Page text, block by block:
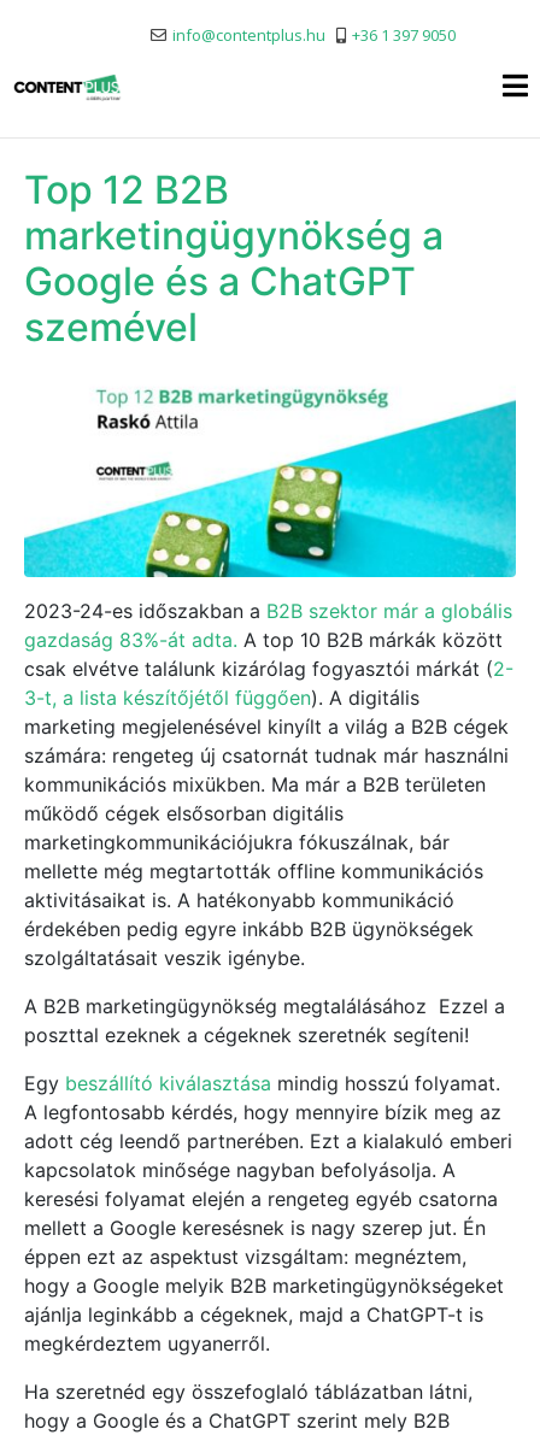
info@contentplus.hu +36 1 397 9050
Top 12 B2B
marketingügynökség a
Google és a ChatGPT
szemével
2023-24-es időszakban a B2B szektor már a globális
gazdaság 83%-át adta. A top 10 B2B márkák között
csak elvétve találunk kizárólag fogyasztói márkát (2-
3-t, a lista készítőjétől függően). A digitális
marketing megjelenésével kinyílt a világ a B2B cégek
számára: rengeteg új csatornát tudnak már használni
kommunikációs mixükben. Ma már a B2B területen
működő cégek elsősorban digitális
marketingkommunikációjukra fókuszálnak, bár
mellette még megtartották offline kommunikációs
aktivitásaikat is. A hatékonyabb kommunikáció
érdekében pedig egyre inkább B2B ügynökségek
szolgáltatásait veszik igénybe.
A B2B marketingügynökség megtalálásához Ezzel a
poszttal ezeknek a cégeknek szeretnék segíteni!
Egy beszállító kiválasztása mindig hosszú folyamat.
A legfontosabb kérdés, hogy mennyire bízik meg az
adott cég leendő partnerében. Ezt a kialakuló emberi
kapcsolatok minősége nagyban befolyásolja. A
keresési folyamat elején a rengeteg egyéb csatorna
mellett a Google keresésnek is nagy szerep jut. Én
éppen ezt az aspektust vizsgáltam: megnéztem,
hogy a Google melyik B2B marketingügynökségeket
ajánlja leginkább a cégeknek, majd a ChatGPT-t is
megkérdeztem ugyanerről.
Ha szeretnéd egy összefoglaló táblázatban látni,
hogy a Google és a ChatGPT szerint mely B2B